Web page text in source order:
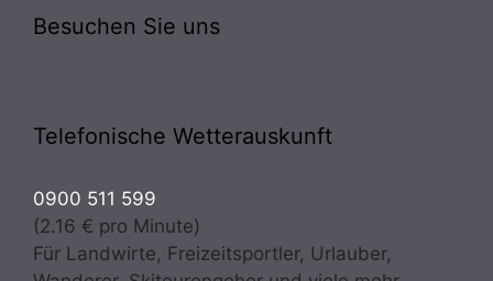
Besuchen Sie uns
Telefonische Wetterauskunft
0900 511 599
(2.16 € pro Minute)
Für Landwirte, Freizeitsportler, Urlauber,